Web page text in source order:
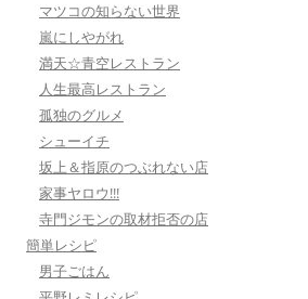
マツコの知らない世界
嵐にしやがれ
満天☆青空レストラン
人生最高レストラン
孤独のグルメ
シューイチ
坂上＆指原のつぶれない店
家事ヤロウ!!!
寺門ジモンの取材拒否の店
簡単レシピ
男子ごはん